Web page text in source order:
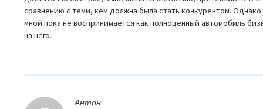
сравнению с теми, кем должна была стать конкурентом.
мной пока не воспринимается как полноценный автомобиль
на него.
Антон